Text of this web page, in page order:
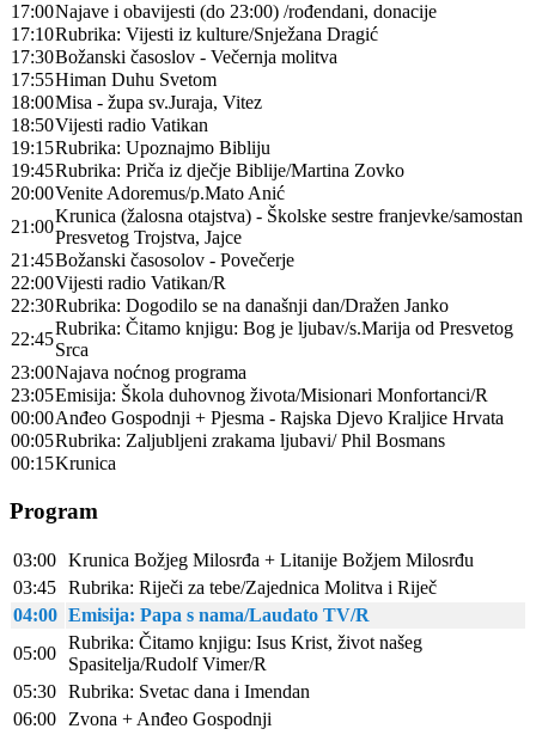
17:00Najave i obavijesti (do 23:00) /rođendani, donacije
17:10Rubrika: Vijesti iz kulture/Snježana Dragić
17:30Božanski časoslov - Večernja molitva
17:55Himan Duhu Svetom
18:00Misa - župa sv.Juraja, Vitez
18:50Vijesti radio Vatikan
19:15Rubrika: Upoznajmo Bibliju
19:45Rubrika: Priča iz dječje Biblije/Martina Zovko
20:00Venite Adoremus/p.Mato Anić
21:00
Krunica (žalosna otajstva) - Školske sestre franjevke/samostan
Presvetog Trojstva, Jajce
21:45Božanski časosolov - Povečerje
22:00Vijesti radio Vatikan/R
22:30Rubrika: Dogodilo se na današnji dan/Dražen Janko
22:45
Rubrika: Čitamo knjigu: Bog je ljubav/s.Marija od Presvetog
Srca
23:00Najava noćnog programa
23:05Emisija: Škola duhovnog života/Misionari Monfortanci/R
00:00Anđeo Gospodnji + Pjesma - Rajska Djevo Kraljice Hrvata
00:05Rubrika: Zaljubljeni zrakama ljubavi/ Phil Bosmans
00:15Krunica
Program
03:00 Krunica Božjeg Milosrđa + Litanije Božjem Milosrđu
03:45 Rubrika: Riječi za tebe/Zajednica Molitva i Riječ
04:00 Emisija: Papa s nama/Laudato TV/R
05:00
Rubrika: Čitamo knjigu: Isus Krist, život našeg
Spasitelja/Rudolf Vimer/R
05:30 Rubrika: Svetac dana i Imendan
06:00 Zvona + Anđeo Gospodnji